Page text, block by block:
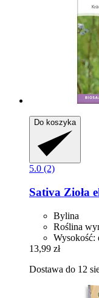
Do koszyka
5.0 (2)
Sativa Zioła
Bylina
Roślina
Wysokość:
13,99 zł
Dostawa do 12